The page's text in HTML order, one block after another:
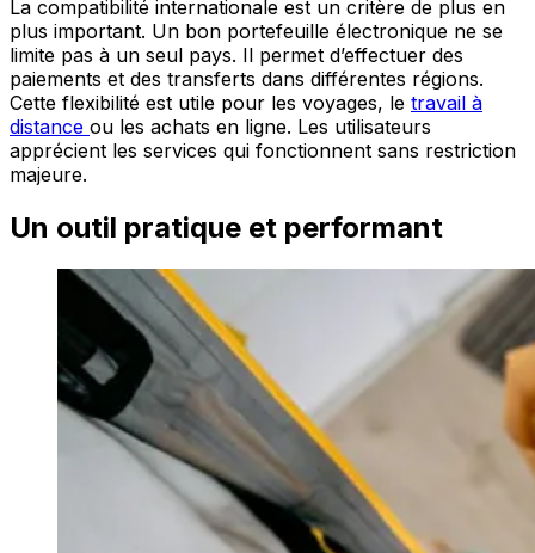
La compatibilité internationale est un critère de plus en
plus important. Un bon portefeuille électronique ne se
limite pas à un seul pays. Il permet d’effectuer des
paiements et des transferts dans différentes régions.
Cette flexibilité est utile pour les voyages, le travail à
distance ou les achats en ligne. Les utilisateurs
apprécient les services qui fonctionnent sans restriction
majeure.
Un outil pratique et performant